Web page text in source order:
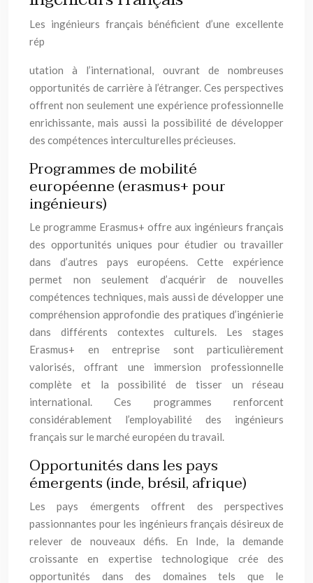
Les ingénieurs français bénéficient d’une excellente
rép
utation à l’international, ouvrant de nombreuses
opportunités de carrière à l’étranger. Ces perspectives
offrent non seulement une expérience professionnelle
enrichissante, mais aussi la possibilité de développer
des compétences interculturelles précieuses.
Programmes de mobilité
européenne (erasmus+ pour
ingénieurs)
Le programme Erasmus+ offre aux ingénieurs français
des opportunités uniques pour étudier ou travailler
dans d’autres pays européens. Cette expérience
permet non seulement d’acquérir de nouvelles
compétences techniques, mais aussi de développer une
compréhension approfondie des pratiques d’ingénierie
dans différents contextes culturels. Les stages
Erasmus+ en entreprise sont particulièrement
valorisés, offrant une immersion professionnelle
complète et la possibilité de tisser un réseau
international. Ces programmes renforcent
considérablement l’employabilité des ingénieurs
français sur le marché européen du travail.
Opportunités dans les pays
émergents (inde, brésil, afrique)
Les pays émergents offrent des perspectives
passionnantes pour les ingénieurs français désireux de
relever de nouveaux défis. En Inde, la demande
croissante en expertise technologique crée des
opportunités dans des domaines tels que le